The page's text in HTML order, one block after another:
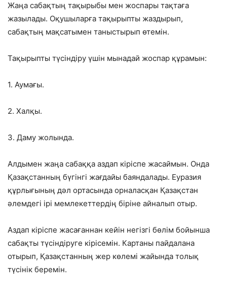
Жаңа сабақтың тақырыбы мен жоспары тақтаға
жазылады. Оқушыларға тақырыпты жаздырып,
сабақтың мақсатымен таныстырып өтемін.
Тақырыпты түсіндіру үшін мынадай жоспар құрамын:
1. Аумағы.
2. Халқы.
3. Даму жолында.
Алдымен жаңа сабаққа аздап кіріспе жасаймын. Онда
Қазақстанның бүгінгі жағдайы баяндалады. Еуразия
құрлығының дәл ортасында орналасқан Қазақстан
әлемдегі ірі мемлекеттердің біріне айналып отыр.
Аздап кіріспе жасағаннан кейін негізгі бөлім бойынша
сабақты түсіндіруге кірісемін. Картаны пайдалана
отырып, Қазақстанның жер көлемі жайында толық
түсінік беремін.